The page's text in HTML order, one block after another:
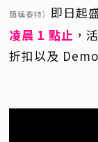
簡稱春特） 即日起
凌晨 1 點止 ，
折扣以及